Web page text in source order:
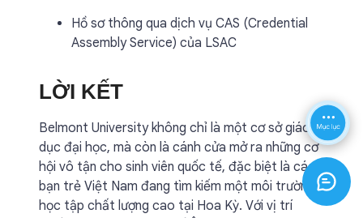
Hồ sơ thông qua dịch vụ CAS (Credential
Assembly Service) của LSAC
LỜI KẾT
Belmont University không chỉ là một cơ sở giáo
dục đại học, mà còn là cánh cửa mở ra những cơ
hội vô tận cho sinh viên quốc tế, đặc biệt là các
bạn trẻ Việt Nam đang tìm kiếm một môi trường
học tập chất lượng cao tại Hoa Kỳ. Với vị trí